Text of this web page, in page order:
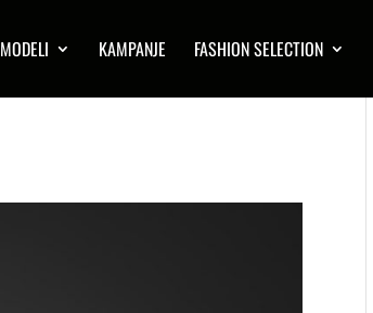
MODELI KAMPANJE FASHION SELECTION